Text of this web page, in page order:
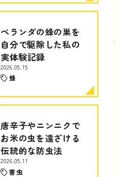
ベランダの蜂の巣を
自分で駆除した私の
実体験記録
2026.05.15
蜂
唐辛子やニンニクで
お米の虫を遠ざける
伝統的な防虫法
2026.05.11
害虫